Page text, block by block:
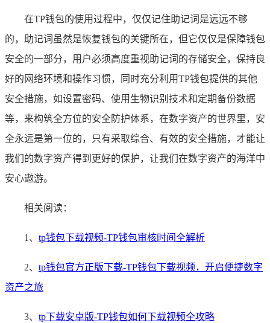
在TP钱包的使用过程中，仅仅记住助记词是远远不够
的，助记词虽然是恢复钱包的关键所在，但它仅仅是保障钱包
安全的一部分，用户必须高度重视助记词的存储安全，保持良
好的网络环境和操作习惯，同时充分利用TP钱包提供的其他
安全措施，如设置密码、使用生物识别技术和定期备份数据
等，来构筑全方位的安全防护体系，在数字资产的世界里，安
全永远是第一位的，只有采取综合、有效的安全措施，才能让
我们的数字资产得到更好的保护，让我们在数字资产的海洋中
安心遨游。
相关阅读：
1、 tp钱包下载视频-TP钱包审核时间全解析
2、 tp钱包官方正版下载-TP钱包下载视频，开启便捷数字
资产之旅
3、 tp下载安卓版-TP钱包如何下载视频全攻略